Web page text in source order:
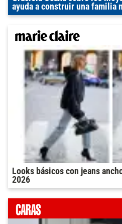
ayuda a construir una familia
Looks básicos con jeans
2026